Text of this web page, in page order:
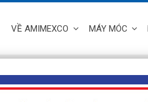
VỀ AMIMEXCO MÁY MÓC